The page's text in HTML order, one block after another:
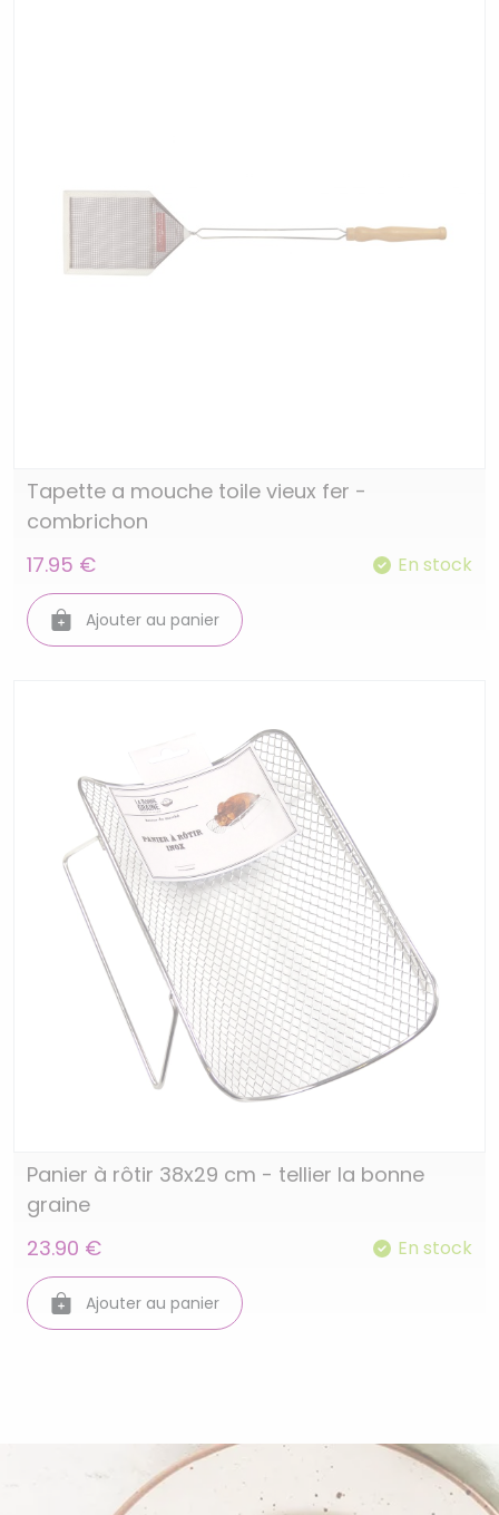
Tapette a mouche toile vieux fer -
combrichon
17.95 €
En stock
Ajouter au panier
Panier à rôtir 38x29 cm - tellier la bonne
graine
23.90 €
En stock
Ajouter au panier